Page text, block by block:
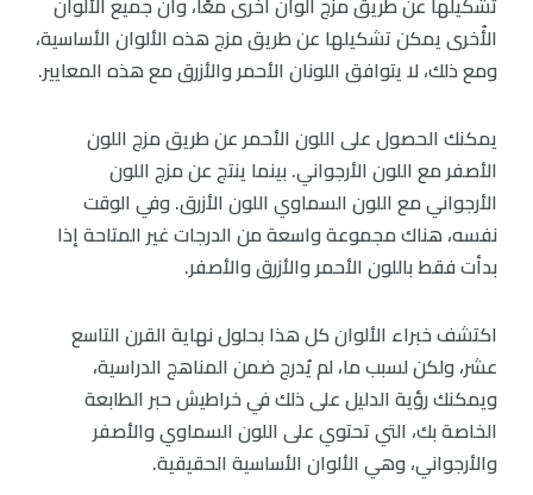
الأُخرى يمكن تشكيلها عن طريق مزج هذه الألوان الأساسية،
ومع ذلك، لا يتوافق اللونان الأحمر والأزرق مع هذه المعايير.
يمكنك الحصول على اللون الأحمر عن طريق مزج اللون
الأصفر مع اللون الأرجواني. بينما ينتج عن مزج اللون
الأرجواني مع اللون السماوي اللون الأزرق. وفي الوقت
نفسه، هناك مجموعة واسعة من الدرجات غير المتاحة إذا
بدأت فقط باللون الأحمر والأزرق والأصفر.
اكتشف خبراء الألوان كل هذا بحلول نهاية القرن التاسع
عشر، ولكن لسبب ما، لم يُدرج ضمن المناهج الدراسية،
ويمكنك رؤية الدليل على ذلك في خراطيش حبر الطابعة
الخاصة بك، التي تحتوي على اللون السماوي والأصفر
والأرجواني، وهي الألوان الأساسية الحقيقية.